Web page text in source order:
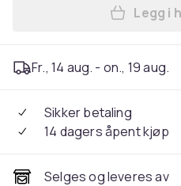
Legg i
Fr., 14 aug. - on., 19 aug.
Sikker betaling
14 dagers åpent kjøp
Selges og leveres av